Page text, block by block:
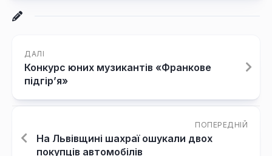
ДАЛІ
Конкурс юних музикантів «Франкове
підгір’я»
ПОПЕРЕДНІЙ
На Львівщині шахраї ошукали двох
покупців автомобілів